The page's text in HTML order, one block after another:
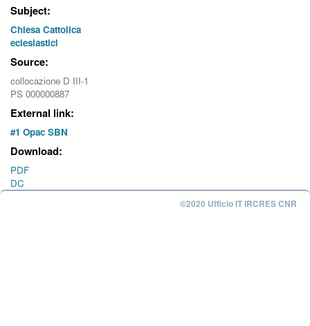
Subject:
Chiesa Cattolica
eclesiastici
Source:
collocazione D III-1
PS 000000887
External link:
#1 Opac SBN
Download:
PDF
DC
©2020 Ufficio IT IRCRES CNR